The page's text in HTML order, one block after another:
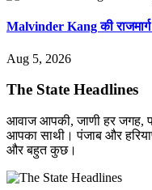
Malvinder Kang की
Aug 5, 2026
The State Headlines
आवाज आपकी, जाणी हर जगह,
आपका साथी। पंजाब और
और बहुत कुछ।